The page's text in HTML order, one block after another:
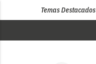
Temas Destacados